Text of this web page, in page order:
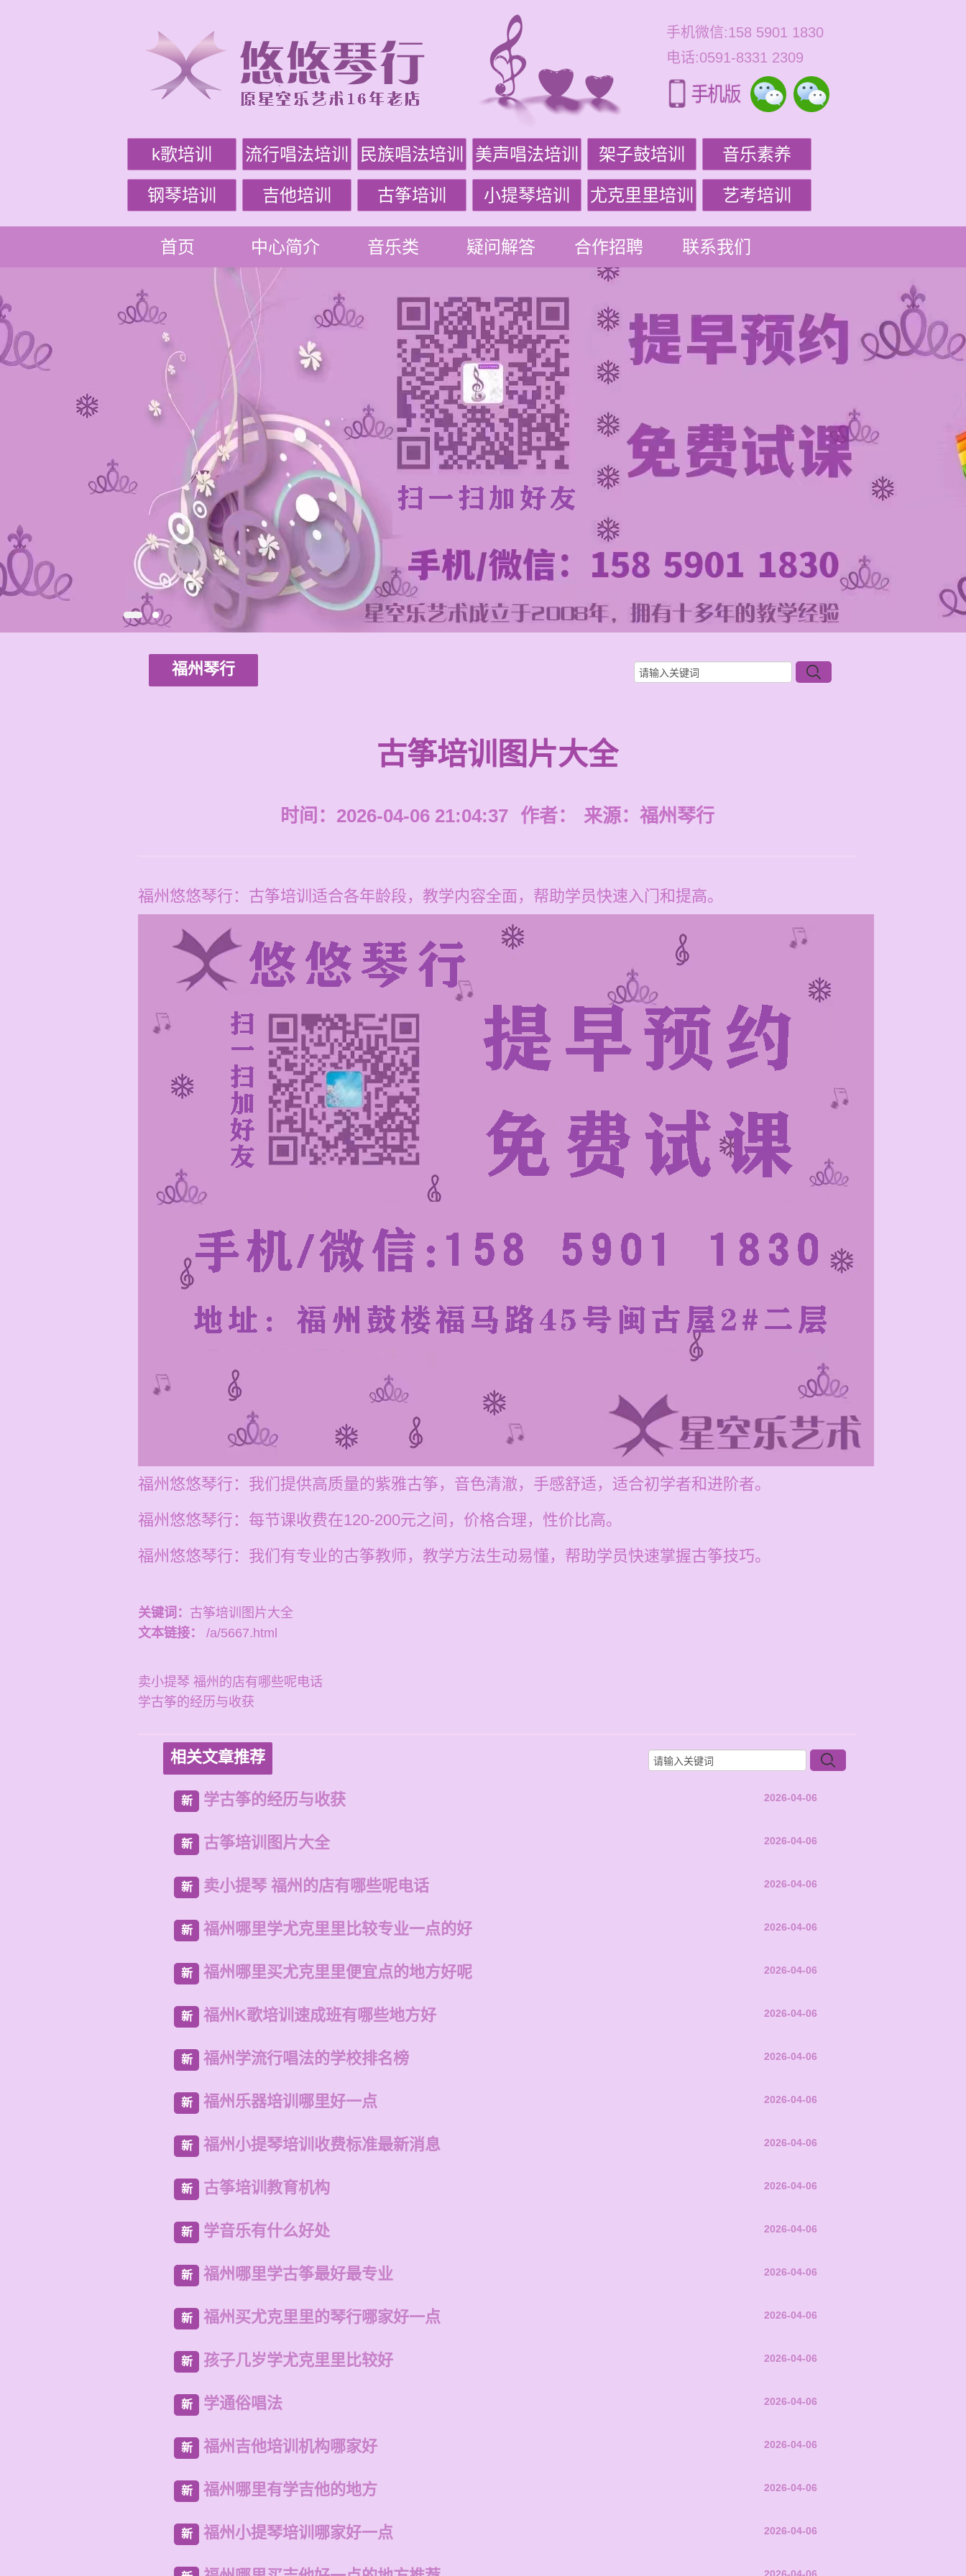
手机微信:158 5901 1830
电话:0591-8331 2309
k歌培训 流行唱法培训 民族唱法培训 美声唱法培训 架子鼓培训 音乐素养
钢琴培训 吉他培训 古筝培训 小提琴培训 尤克里里培训 艺考培训
首页 中心简介 音乐类 疑问解答 合作招聘 联系我们
福州琴行
古筝培训图片大全
时间：2026-04-06 21:04:37 作者： 来源： 福州琴行
福州悠悠琴行：古筝培训适合各年龄段，教学内容全面，帮助学员快速入门和提高。
福州悠悠琴行：我们提供高质量的紫雅古筝，音色清澈，手感舒适，适合初学者和进阶者。
福州悠悠琴行：每节课收费在120-200元之间，价格合理，性价比高。
福州悠悠琴行：我们有专业的古筝教师，教学方法生动易懂，帮助学员快速掌握古筝技巧。
关键词： 古筝培训图片大全
文本链接：
/a/5667.html
卖小提琴 福州的店有哪些呢电话
学古筝的经历与收获
相关文章推荐
新 学古筝的经历与收获 2026-04-06
新 古筝培训图片大全 2026-04-06
新 卖小提琴 福州的店有哪些呢电话 2026-04-06
新 福州哪里学尤克里里比较专业一点的好 2026-04-06
新 福州哪里买尤克里里便宜点的地方好呢 2026-04-06
新 福州K歌培训速成班有哪些地方好 2026-04-06
新 福州学流行唱法的学校排名榜 2026-04-06
新 福州乐器培训哪里好一点 2026-04-06
新 福州小提琴培训收费标准最新消息 2026-04-06
新 古筝培训教育机构 2026-04-06
新 学音乐有什么好处 2026-04-06
新 福州哪里学古筝最好最专业 2026-04-06
新 福州买尤克里里的琴行哪家好一点 2026-04-06
新 孩子几岁学尤克里里比较好 2026-04-06
新 学通俗唱法 2026-04-06
新 福州吉他培训机构哪家好 2026-04-06
新 福州哪里有学吉他的地方 2026-04-06
新 福州小提琴培训哪家好一点 2026-04-06